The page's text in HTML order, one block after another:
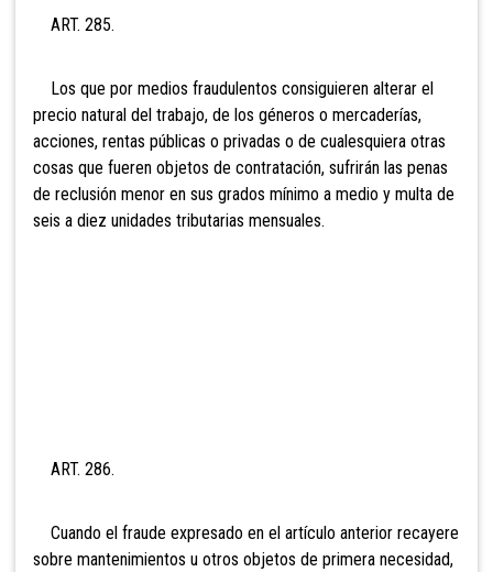
ART. 285.
Los que por medios fraudulentos consiguieren alterar el
precio natural del trabajo, de los géneros o mercaderías,
acciones, rentas públicas o privadas o de cualesquiera otras
cosas que fueren objetos de contratación, sufrirán las penas
de reclusión menor en sus grados mínimo a medio y multa de
seis a diez unidades tributarias mensuales.
ART. 286.
Cuando el fraude expresado en el artículo anterior recayere
sobre mantenimientos u otros objetos de primera necesidad,